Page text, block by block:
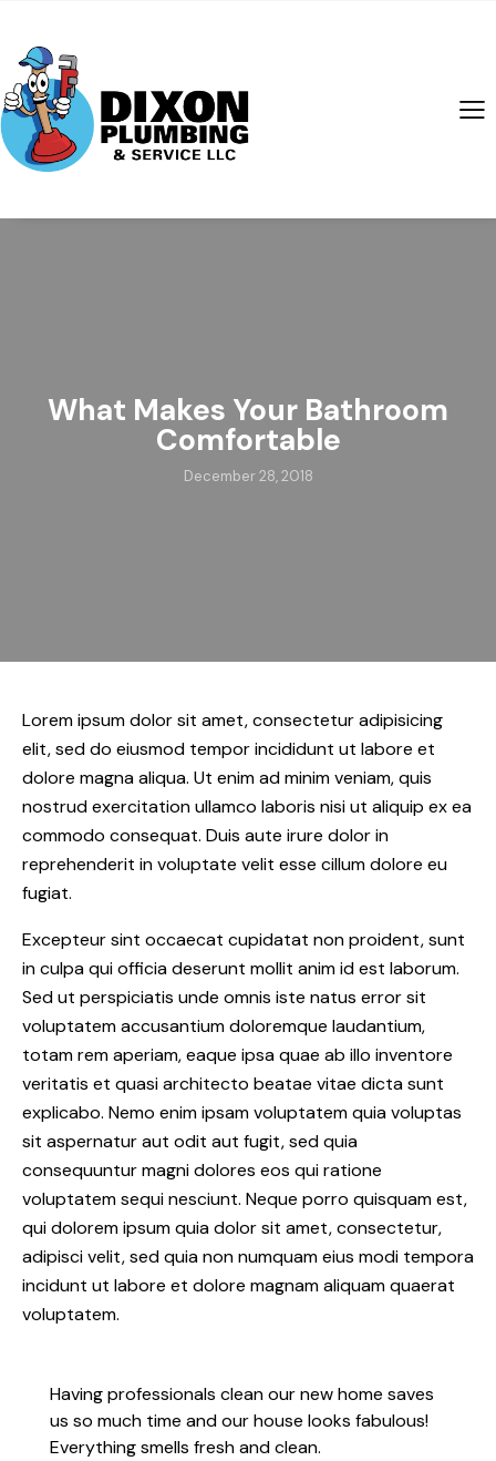
What Makes Your Bathroom
Comfortable
December 28, 2018
Lorem ipsum dolor sit amet, consectetur adipisicing
elit, sed do eiusmod tempor incididunt ut labore et
dolore magna aliqua. Ut enim ad minim veniam, quis
nostrud exercitation ullamco laboris nisi ut aliquip ex ea
commodo consequat. Duis aute irure dolor in
reprehenderit in voluptate velit esse cillum dolore eu
fugiat.
Excepteur sint occaecat cupidatat non proident, sunt
in culpa qui officia deserunt mollit anim id est laborum.
Sed ut perspiciatis unde omnis iste natus error sit
voluptatem accusantium doloremque laudantium,
totam rem aperiam, eaque ipsa quae ab illo inventore
veritatis et quasi architecto beatae vitae dicta sunt
explicabo. Nemo enim ipsam voluptatem quia voluptas
sit aspernatur aut odit aut fugit, sed quia
consequuntur magni dolores eos qui ratione
voluptatem sequi nesciunt. Neque porro quisquam est,
qui dolorem ipsum quia dolor sit amet, consectetur,
adipisci velit, sed quia non numquam eius modi tempora
incidunt ut labore et dolore magnam aliquam quaerat
voluptatem.
Having professionals clean our new home saves
us so much time and our house looks fabulous!
Everything smells fresh and clean.